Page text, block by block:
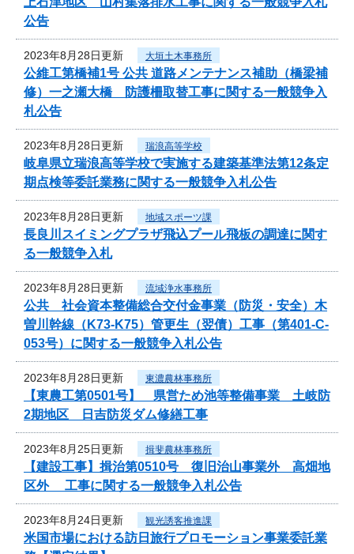
公告
2023年8月28日更新 大垣土木事務所
公維工第橋補1号 公共 道路メンテナンス補助（橋梁補
修）一之瀬大橋 防護柵取替工事に関する一般競争入
札公告
2023年8月28日更新 瑞浪高等学校
岐阜県立瑞浪高等学校で実施する建築基準法第12条定
期点検等委託業務に関する一般競争入札公告
2023年8月28日更新 地域スポーツ課
長良川スイミングプラザ飛込プール飛板の調達に関す
る一般競争入札
2023年8月28日更新 流域浄水事務所
公共 社会資本整備総合交付金事業（防災・安全）木
曽川幹線（K73-K75）管更生（翌債）工事（第401-C-
053号）に関する一般競争入札公告
2023年8月28日更新 東濃農林事務所
【東農工第0501号】 県営ため池等整備事業 土岐防
2期地区 日吉防災ダム修繕工事
2023年8月25日更新 揖斐農林事務所
【建設工事】揖治第0510号 復旧治山事業外 高畑地
区外 工事に関する一般競争入札公告
2023年8月24日更新 観光誘客推進課
米国市場における訪日旅行プロモーション事業委託業